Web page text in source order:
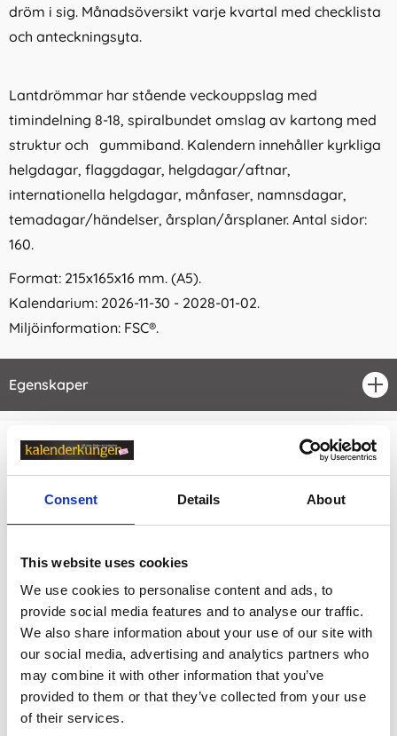
Consent Details About
This website uses cookies
We use cookies to personalise content and ads, to
provide social media features and to analyse our traffic.
We also share information about your use of our site with
our social media, advertising and analytics partners who
may combine it with other information that you’ve
provided to them or that they’ve collected from your use
of their services.
dröm i sig. Månadsöversikt varje kvartal med checklista
och anteckningsyta.
Lantdrömmar har stående veckouppslag med
timindelning 8-18, spiralbundet omslag av kartong med
struktur och gummiband. Kalendern innehåller kyrkliga
helgdagar, flaggdagar, helgdagar/aftnar,
internationella helgdagar, månfaser, namnsdagar,
temadagar/händelser, årsplan/årsplaner. Antal sidor:
160.
Format: 215x165x16 mm. (A5).
Kalendarium: 2026-11-30 - 2028-01-02.
Miljöinformation: FSC®.
Egenskaper
Relaterade kategorier
Kalendrar & almanackor för 2027 /
Designade kalen
Kalendrar & almanackor för 2027 /Temakalendrar
Kalendrar & almanackor för 2027 /Veckokalender
Kalendrar & almanackor för 2027 /Kalender A5
Visa fler(1 mer)